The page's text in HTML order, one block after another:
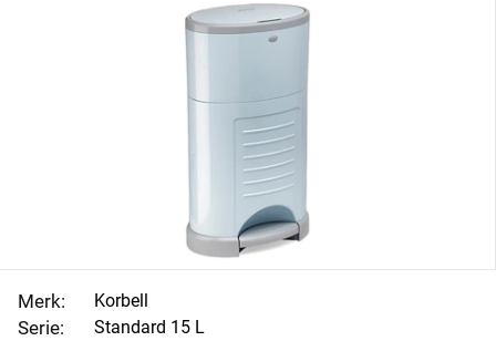
Merk:
Serie:
Korbell
Standard 15 L